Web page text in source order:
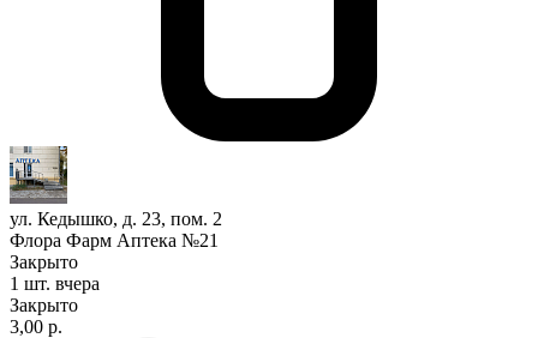
ул. Кедышко, д. 23, пом. 2
Флора Фарм Аптека №21
Закрыто
1 шт. вчера
Закрыто
3,00 р.